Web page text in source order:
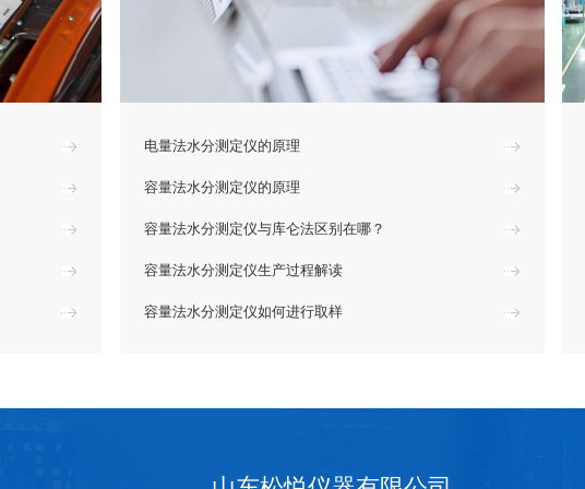
电量法水分测定仪的原理
容量法水分测定仪的原理
容量法水分测定仪与库仑法区别在哪？
容量法水分测定仪生产过程解读
容量法水分测定仪如何进行取样